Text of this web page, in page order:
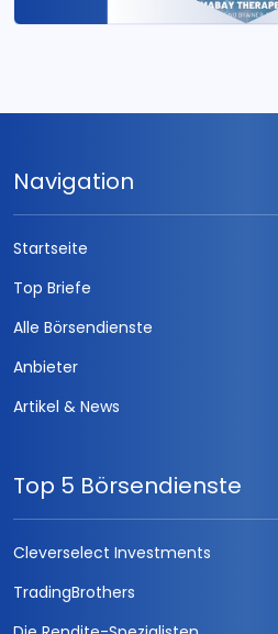
Navigation
Startseite
Top Briefe
Alle Börsendienste
Anbieter
Artikel & News
Top 5 Börsendienste
Cleverselect Investments
TradingBrothers